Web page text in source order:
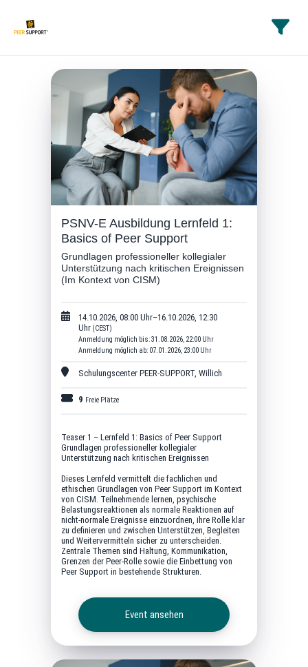
PSNV-E Ausbildung Lernfeld 1:
Basics of Peer Support
Grundlagen professioneller kollegialer
Unterstützung nach kritischen Ereignissen
(Im Kontext von CISM)
14.10.2026, 08:00 Uhr–16.10.2026, 12:30
Uhr (CEST)
Anmeldung möglich bis: 31.08.2026, 22:00 Uhr
Anmeldung möglich ab: 07.01.2026, 23:00 Uhr
Schulungscenter PEER-SUPPORT Willich
9 Freie Plätze
Teaser 1 – Lernfeld 1: Basics of Peer Support
Grundlagen professioneller kollegialer
Unterstützung nach kritischen Ereignissen
Dieses Lernfeld vermittelt die fachlichen und
ethischen Grundlagen von Peer Support im Kontext
von CISM. Teilnehmende lernen, psychische
Belastungsreaktionen als normale Reaktionen auf
nicht-normale Ereignisse einzuordnen, ihre Rolle klar
zu definieren und zwischen Unterstützen, Begleiten
und Weitervermitteln sicher zu unterscheiden.
Zentrale Themen sind Haltung, Kommunikation,
Grenzen der Peer-Rolle sowie die Einbettung von
Peer Support in bestehende Strukturen.
Event ansehen